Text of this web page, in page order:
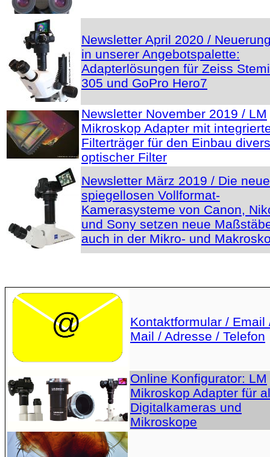
Newsletter April 2020 /
in unserer Angebotspalette:
Adapterlösungen für Zeiss Stemi
305 und GoPro Hero7
Newsletter November 2019 / LM
Mikroskop Adapter mit
Filterträger für den Einbau
optischer Filter
Newsletter März 2019 / Die
spiegellosen Vollformat-
Kamerasysteme von Canon,
und Sony setzen neue
auch in der Mikro- und
Kontaktformular / Email
Mail / Adresse / Telefon
Online Konfigurator: LM
Mikroskop Adapter für
Digitalkameras und
Mikroskope